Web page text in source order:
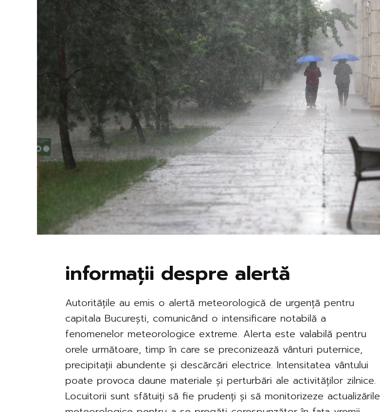
informații despre alertă
Autoritățile au emis o alertă meteorologică de urgență pentru
capitala București, comunicând o intensificare notabilă a
fenomenelor meteorologice extreme. Alerta este valabilă pentru
orele următoare, timp în care se preconizează vânturi puternice,
precipitații abundente și descărcări electrice. Intensitatea vântului
poate provoca daune materiale și perturbări ale activităților zilnice.
Locuitorii sunt sfătuiți să fie prudenți și să monitorizeze actualizările